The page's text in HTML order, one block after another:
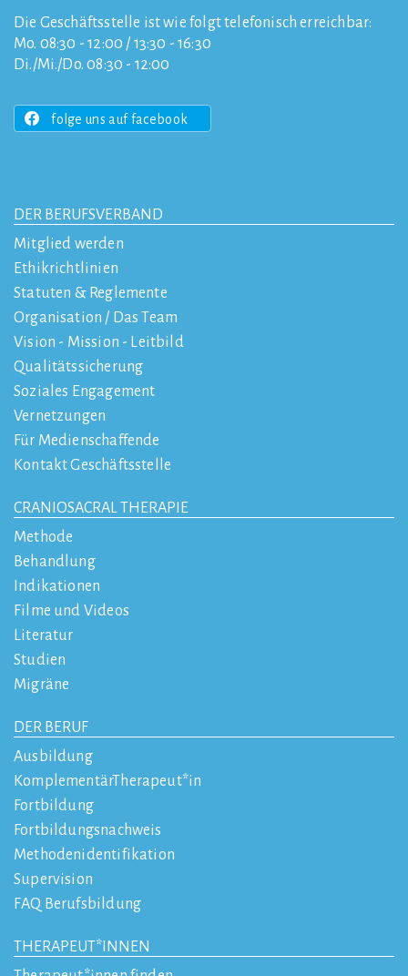
Die Geschäftsstelle ist wie folgt telefonisch erreichbar:
Mo. 08:30 - 12:00 / 13:30 - 16:30
Di./Mi./Do. 08:30 - 12:00
folge uns auf facebook
DER BERUFSVERBAND
Mitglied werden
Ethikrichtlinien
Statuten & Reglemente
Organisation / Das Team
Vision - Mission - Leitbild
Qualitätssicherung
Soziales Engagement
Vernetzungen
Für Medienschaffende
Kontakt Geschäftsstelle
CRANIOSACRAL THERAPIE
Methode
Behandlung
Indikationen
Filme und Videos
Literatur
Studien
Migräne
DER BERUF
Ausbildung
KomplementärTherapeut*in
Fortbildung
Fortbildungsnachweis
Methodenidentifikation
Supervision
FAQ Berufsbildung
THERAPEUT*INNEN